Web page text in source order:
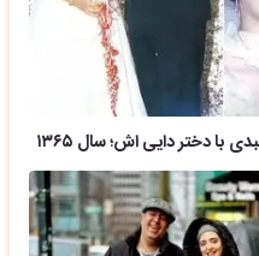
دختر دایی اش؛ سال ۱۳۶۵